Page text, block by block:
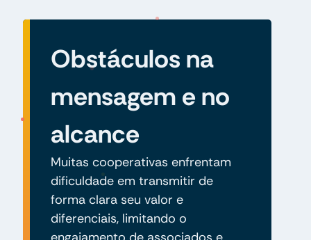
Obstáculos na
mensagem e no
alcance
Muitas cooperativas enfrentam
dificuldade em transmitir de
forma clara seu valor e
diferenciais, limitando o